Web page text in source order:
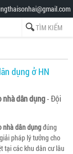
dụng ở HN
nhà dân dụng- Đội
nhà dân dụngđúng
pháp lý tưởng cho
tại các khu dân cư lâu